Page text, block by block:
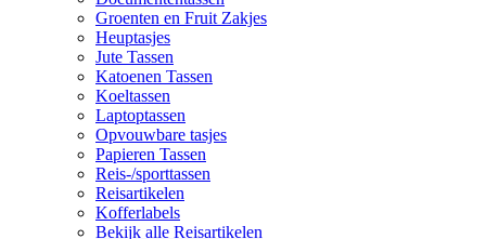
Groenten en Fruit Zakjes
Heuptasjes
Jute Tassen
Katoenen Tassen
Koeltassen
Laptoptassen
Opvouwbare tasjes
Papieren Tassen
Reis-/sporttassen
Reisartikelen
Kofferlabels
Bekijk alle Reisartikelen